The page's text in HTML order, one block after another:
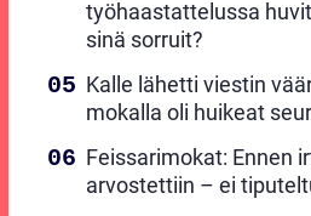
työhaastattelussa
sinä sorruit?
Kalle lähetti viestin
mokalla oli huikeat
Feissarimokat: Ennen
arvostettiin – ei